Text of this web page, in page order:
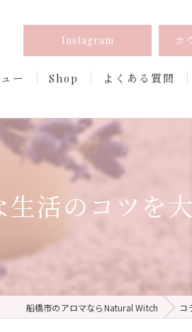
Instagram カ
ー Shop よくある質問
活のコツを
船橋市のアロマならNatural Witch コ